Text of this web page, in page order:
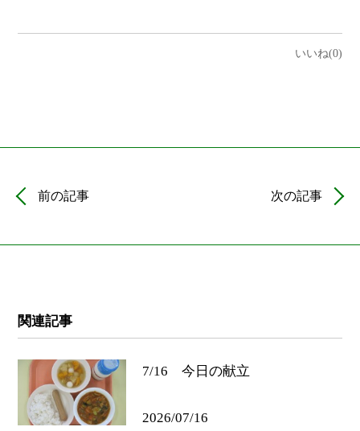
いいね(0)
前の記事 次の記事
関連記事
7/16 今日の献立
2026/07/16